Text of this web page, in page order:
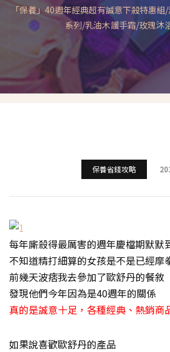
「保養」40週年經典超有誠意下殺特惠
系列/乳油木護手霜/玫瑰沐
保養省錢攻略
每年廝殺得最厲害的週年慶檔期默默
不知道精打細算的女孩是不是已經摩
前幾天波痞我去參加了歐舒丹的餐敘
發現他們今年因為是40週年的關係
真的是誠意十足，各種經典、熱銷商
如果說喜歡歐舒丹的產品